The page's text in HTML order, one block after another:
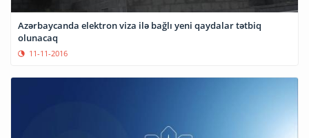
Azərbaycanda elektron viza ilə bağlı yeni qaydalar tətbiq
olunacaq
11-11-2016